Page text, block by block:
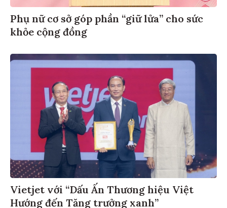
Phụ nữ cơ sở góp phần “giữ lửa” cho sức
khỏe cộng đồng
Vietjet với “Dấu Ấn Thương hiệu Việt
Hướng đến Tăng trưởng xanh”